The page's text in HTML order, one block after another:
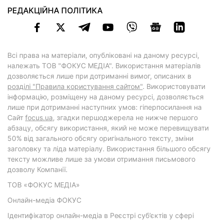
РЕДАКЦІЙНА ПОЛІТИКА
Всі права на матеріали, опубліковані на даному ресурсі,
належать ТОВ "ФОКУС МЕДІА". Використання матеріалів
дозволяється лише при дотриманні вимог, описаних в
розділі "Правила користування сайтом". Використовувати
інформацію, розміщену на даному ресурсі, дозволяється
лише при дотриманні наступних умов: гіперпосилання на
Cайт focus.ua, згадки першоджерела не нижче першого
абзацу, обсягу використання, який не може перевищувати
50% від загального обсягу оригінального тексту, зміни
заголовку та ліда матеріалу. Використання більшого обсягу
тексту можливе лише за умови отримання письмового
дозволу Компанії.
ТОВ «ФОКУС МЕДІА»
Онлайн-медіа ФОКУС
Ідентифікатор онлайн-медіа в Реєстрі суб’єктів у сфері